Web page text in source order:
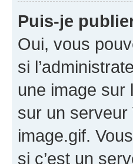
Puis-je
Oui, vous
si
une image sur
sur un serveur
image.gif.
si c’est un